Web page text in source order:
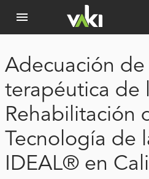
menu
Adecuación de
terapéutica de
Rehabilitación
Tecnología de
IDEAL® en